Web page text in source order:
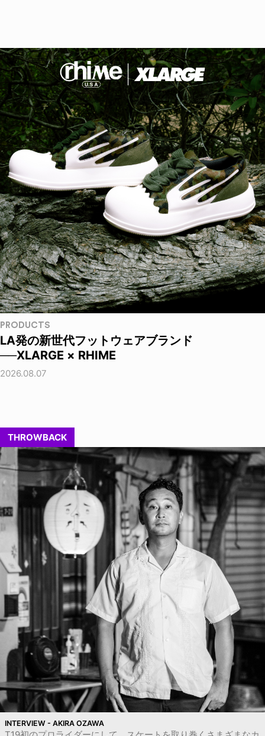
PRODUCTS
LA発の新世代フットウェアブランド
──XLARGE × RHIME
2026.08.07
THROWBACK
INTERVIEW - AKIRA OZAWA